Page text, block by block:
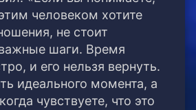
человеком хотите
не стоит
шаги. Время
и его нельзя вернуть.
идеального момента, а
чувствуете, что это